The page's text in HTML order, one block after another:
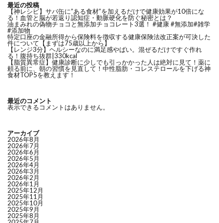
最近の投稿
【神レシピ】サバ缶に”ある食材”を加えるだけで健康効果が10倍にな
る！血管と脳が若返り認知症・動脈硬化を防ぐ秘密とは？
油まみれの偽物チョコと無添加チョコレート3選！ #健康 #無添加#雑学
#添加物
特定口座の金融所得から保険料を徴収する健康保険法改正案が可決した
件について【まずは75歳以上から】
【レンジ3分】ヘルシーなのに満足感やばい。混ぜるだけですぐ作れ
る！腹持ち抜群|330kcal
【脂質異常症】健康診断に少しでも引っかかった人は絶対に見て！薬に
頼る前に、朝の習慣を見直して！中性脂肪・コレステロールを下げる神
食材TOP5を教えます！
最近のコメント
表示できるコメントはありません。
アーカイブ
2026年8月
2026年7月
2026年6月
2026年5月
2026年4月
2026年3月
2026年2月
2026年1月
2025年12月
2025年11月
2025年10月
2025年9月
2025年8月